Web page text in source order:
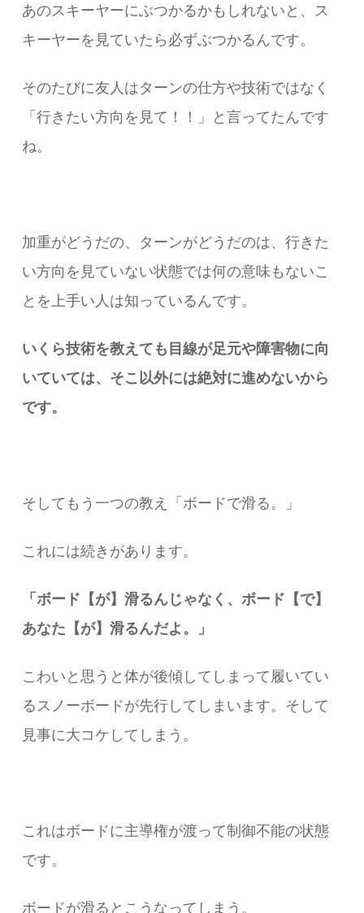
あのスキーヤーにぶつかるかもしれないと、ス
キーヤーを見ていたら必ずぶつかるんです。
そのたびに友人はターンの仕方や技術ではなく
「行きたい方向を見て！！」と言ってたんです
ね。
加重がどうだの、ターンがどうだのは、行きた
い方向を見ていない状態では何の意味もないこ
とを上手い人は知っているんです。
いくら技術を教えても目線が足元や障害物に向
いていては、 そこ以外には絶対に進めないから
です。
そしてもう一つの教え「ボードで滑る。」
これには続きがあります。​
「ボード【が】滑るんじゃなく、ボード【で】
あなた【が】滑るんだよ。」
こわいと思うと体が後傾してしまって履いてい
るスノーボードが先行してしまいます。そして
見事に大コケしてしまう。
これはボードに主導権が渡って制御不能の状態
です。
ボードが滑るとこうなってしまう。​